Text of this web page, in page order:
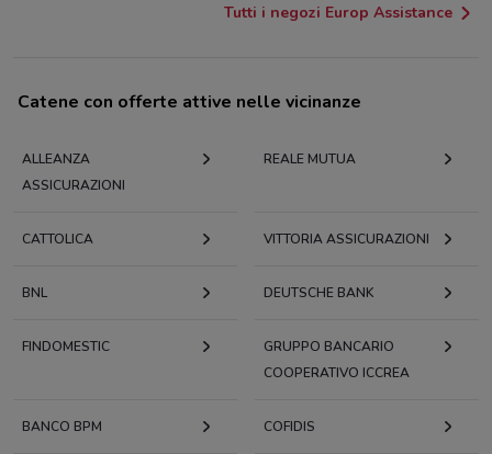
Tutti i negozi Europ Assistance
Catene con offerte attive nelle vicinanze
ALLEANZA
ASSICURAZIONI
REALE MUTUA
CATTOLICA VITTORIA ASSICURAZIONI
BNL DEUTSCHE BANK
FINDOMESTIC
GRUPPO BANCARIO
COOPERATIVO ICCREA
BANCO BPM COFIDIS